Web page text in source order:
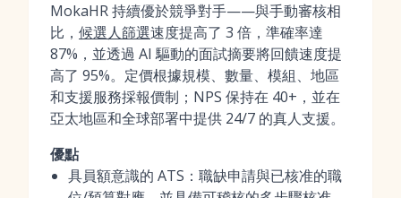
MokaHR 持續優於競爭對手——與手動審核相
比， 候選人篩選速度提高了 3 倍，準確率達
87%，並透過 AI 驅動的面試摘要將回饋速度提
高了 95%。定價根據規模、數量、模組、地區
和支援服務採報價制；NPS 保持在 40+，並在
亞太地區和全球部署中提供 24/7 的真人支援。
優點
具員額意識的 ATS：職缺申請與已核准的職